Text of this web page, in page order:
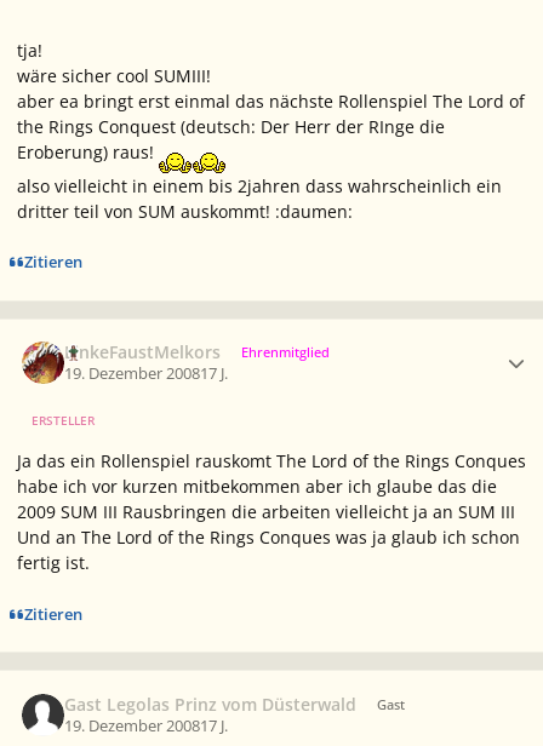
tja!
wäre sicher cool SUMIII!
aber ea bringt erst einmal das nächste Rollenspiel The Lord of
the Rings Conquest (deutsch: Der Herr der RInge die
Eroberung) raus!
also vielleicht in einem bis 2jahren dass wahrscheinlich ein
dritter teil von SUM auskommt! :daumen:
Zitieren
LinkeFaustMelkors Ehrenmitglied
19. Dezember 200817 J.
ERSTELLER
Ja das ein Rollenspiel rauskomt The Lord of the Rings Conques
habe ich vor kurzen mitbekommen aber ich glaube das die
2009 SUM III Rausbringen die arbeiten vielleicht ja an SUM III
Und an The Lord of the Rings Conques was ja glaub ich schon
fertig ist.
Zitieren
Gast Legolas Prinz vom Düsterwald Gast
19. Dezember 200817 J.